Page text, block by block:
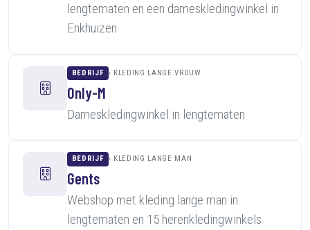
lengtematen en een dameskledingwinkel in
Enkhuizen
BEDRIJF KLEDING LANGE VROUW
Only-M
Dameskledingwinkel in lengtematen
BEDRIJF KLEDING LANGE MAN
Gents
Webshop met kleding lange man in
lengtematen en 15 herenkledingwinkels